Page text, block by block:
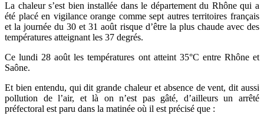
La chaleur s’est bien installée dans le département du Rhône qui a
été placé en vigilance orange comme sept autres territoires français
et la journée du 30 et 31 août risque d’être la plus chaude avec des
températures atteignant les 37 degrés.
Ce lundi 28 août les températures ont atteint 35°C entre Rhône et
Saône.
Et bien entendu, qui dit grande chaleur et absence de vent, dit aussi
pollution de l’air, et là on n’est pas gâté, d’ailleurs un arrêté
préfectoral est paru dans la matinée où il est précisé que :